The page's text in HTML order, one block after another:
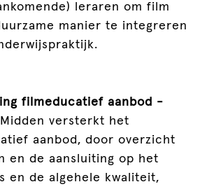
leraren om film
manier te integreren
filmeducatief aanbod -
versterkt het
aanbod, door overzicht
en de aansluiting op het
en de algehele kwaliteit,